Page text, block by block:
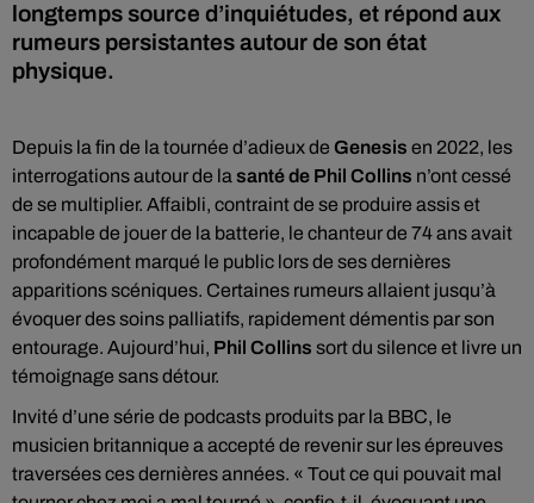
longtemps source d’inquiétudes, et répond aux
rumeurs persistantes autour de son état
physique.
Depuis la fin de la tournée d’adieux de Genesis en 2022, les
interrogations autour de la santé de Phil Collins n’ont cessé
de se multiplier. Affaibli, contraint de se produire assis et
incapable de jouer de la batterie, le chanteur de 74 ans avait
profondément marqué le public lors de ses dernières
apparitions scéniques. Certaines rumeurs allaient jusqu’à
évoquer des soins palliatifs, rapidement démentis par son
entourage. Aujourd’hui, Phil Collins sort du silence et livre un
témoignage sans détour.
Invité d’une série de podcasts produits par la BBC, le
musicien britannique a accepté de revenir sur les épreuves
traversées ces dernières années. « Tout ce qui pouvait mal